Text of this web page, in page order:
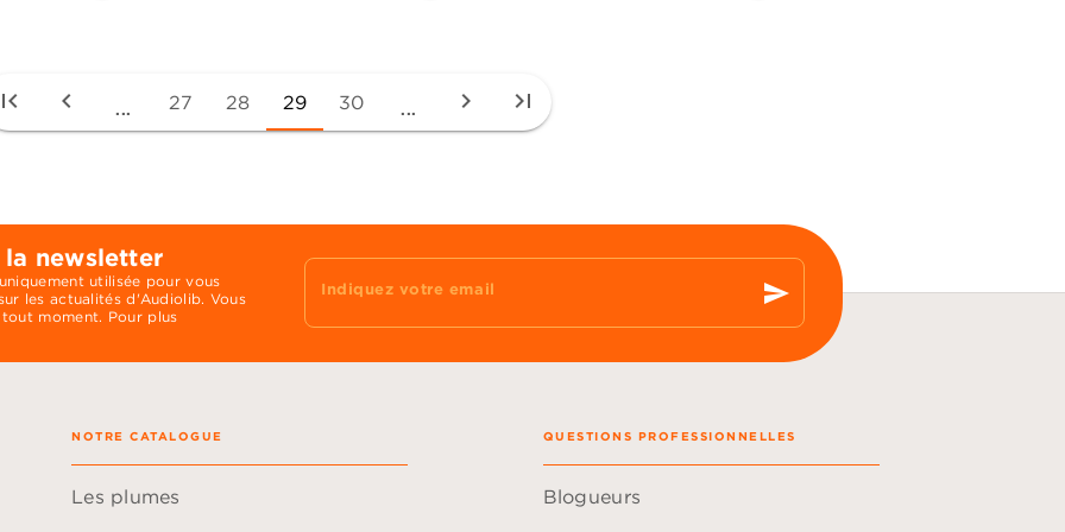
first_page chevron_left ... 27 28 29 30 ... chevron_right last_page
la newsletter
utilisée pour vous
les actualités d'Audiolib. Vous
moment. Pour plus
Indiquez votre email send
NOTRE CATALOGUE
Les plumes
QUESTIONS PROFESSIONNELLES
Blogueurs